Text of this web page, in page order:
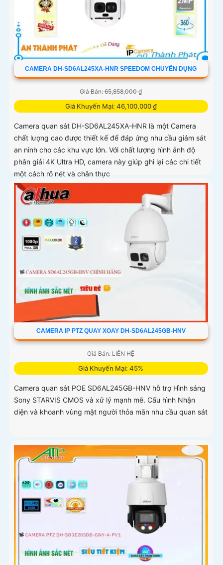
CAMERA DH-SD6AL245XA-HNR SPEEDOM CHUYÊN DỤNG
Giá Bán: 65,858,000 ₫
Giá Khuyến Mại: 46,100,000 ₫
Camera quan sát DH-SD6AL245XA-HNR là một Camera
chất lượng cao được thiết kế để đáp ứng nhu cầu giám sát
an ninh cho các khu vực lớn. Với chất lượng hình ảnh độ
phân giải 4K Ultra HD, camera này giúp ghi lại các chi tiết
một cách rõ nét và chân thực
CAMERA IP PTZ QUAY XOAY DH-SD6AL245GB-HNV
Giá Bán: LIÊN HỆ
Giá Khuyến Mại: 45%
Camera quan sát POE SD6AL245GB-HNV hỗ trợ Hình sáng
Sony STARVIS CMOS và xử lý mạnh mẽ. Cấu hình Nhận
diện và khoanh vùng mặt người thỏa mãn nhu cầu quan sát